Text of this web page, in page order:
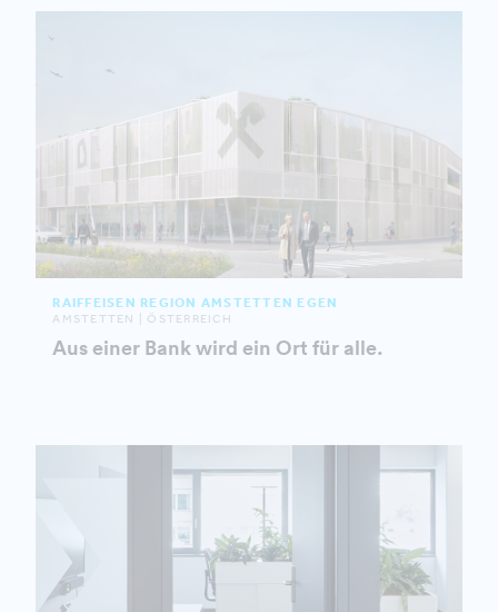
RAIFFEISEN REGION AMSTETTEN EGEN
AMSTETTEN | ÖSTERREICH
Aus einer Bank wird ein Ort für alle.